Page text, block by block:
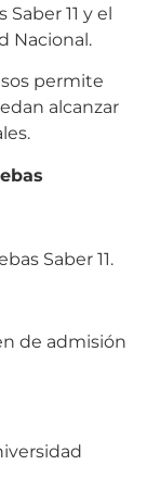
11 y el
Nacional.
permite
alcanzar
Saber 11.
de admisión